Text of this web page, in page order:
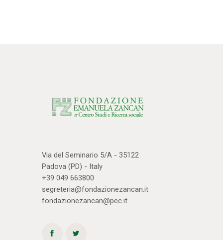
Via del Seminario 5/A - 35122
Padova (PD) - Italy
+39 049 663800
segreteria@fondazionezancan.it
fondazionezancan@pec.it